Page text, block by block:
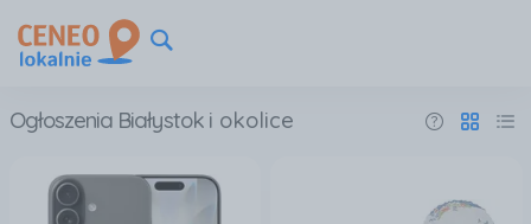
Ogłoszenia Białystok i okolice